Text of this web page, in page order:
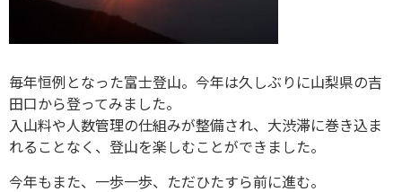
毎年恒例となった富士登山。今年は久しぶりに山梨県の吉
田口から登ってみました。
入山料や人数管理の仕組みが整備され、大渋滞に巻き込ま
れることなく、登山を楽しむことができました。
今年もまた、一歩一歩、ただひたすら前に進む。